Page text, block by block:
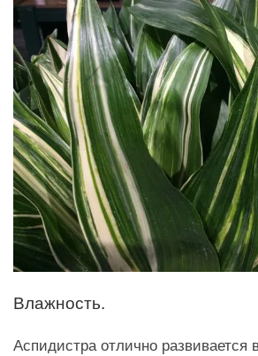
Влажность.
Аспидистра отлично развивается